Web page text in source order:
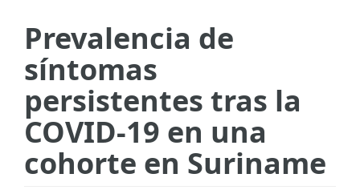
Prevalencia de
síntomas
persistentes tras la
COVID-19 en una
cohorte en Suriname